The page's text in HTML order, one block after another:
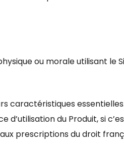
ou morale utilisant le
caractéristiques
du Produit, si
prescriptions du droit